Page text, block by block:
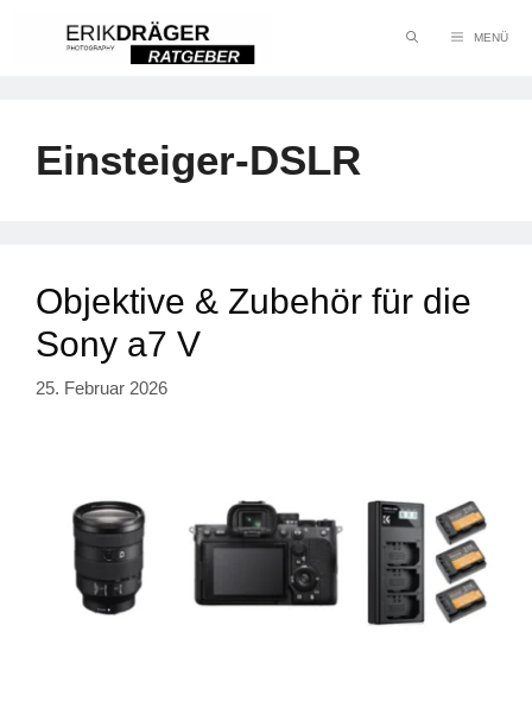
MENÜ
Einsteiger-DSLR
Objektive & Zubehör für die
Sony a7 V
25. Februar 2026